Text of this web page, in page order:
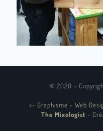
© 2020 -
<- Graphisme - Web
The Mixologist -